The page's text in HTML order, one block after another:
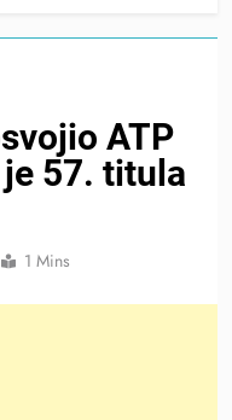
ATP
57. titula
1 Mins